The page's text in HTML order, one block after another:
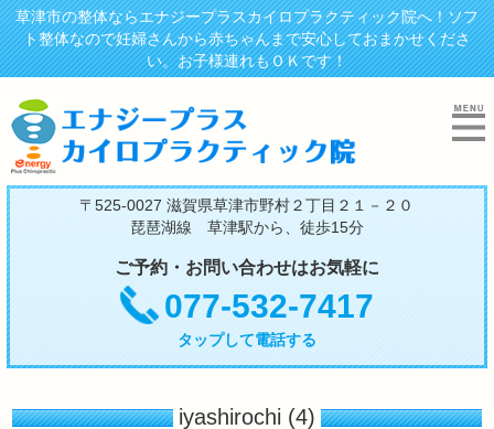
草津市の整体ならエナジープラスカイロプラクティック院へ！ソフ
ト整体なので妊婦さんから赤ちゃんまで安心しておまかせくださ
い。お子様連れもＯＫです！
〒525-0027 滋賀県草津市野村２丁目２１－２０
琵琶湖線 草津駅から、徒歩15分
ご予約・お問い合わせはお気軽に
077-532-7417
タップして電話する
iyashirochi (4)